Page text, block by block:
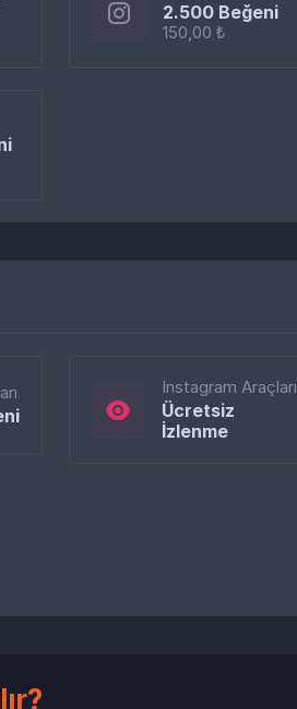
2.500 Beğeni
150,00 ₺
Instagram Araçları
Ücretsiz
İzlenme